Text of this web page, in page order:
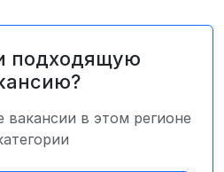
подходящую
вакансии в этом регионе